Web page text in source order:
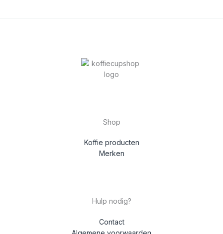
Shop
Koffie producten
Merken
Hulp nodig?
Contact